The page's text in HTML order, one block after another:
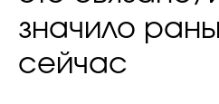
значило
сейчас